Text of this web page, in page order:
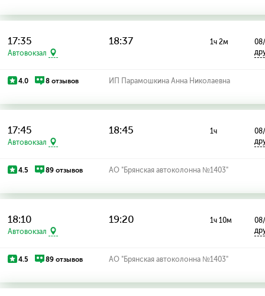
17:35
Автовокзал
18:37 1ч 2м
4.0 8 отзывов ИП Парамошкина Анна Николаевна
17:45
Автовокзал
18:45 1ч
4.5 89 отзывов АО "Брянская автоколонна №1403"
18:10
Автовокзал
19:20 1ч 10м
4.5 89 отзывов АО "Брянская автоколонна №1403"